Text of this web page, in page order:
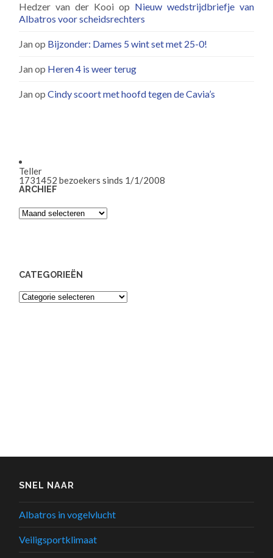
Hedzer van der Kooi op Nieuw wedstrijdbriefje van
Albatros voor scheidsrechters
Janop Bijzonder: Dames 5 wint set met 25-0!
Janop Heren 4 is weer terug
JanopCindy scoort met hoofd tegen de Cavia’s
Teller
1731452 bezoekers sinds 1/1/2008
ARCHIEF
Archief
CATEGORIEËN
Categorieën
SNEL NAAR
Albatros in vogelvlucht
Veiligsportklimaat